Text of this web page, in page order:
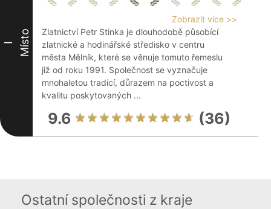
I Místo
Zobrazit více >>
Zlatnictví Petr Stinka je dlouhodobě působící
zlatnické a hodinářské středisko v centru
města Mělník, které se věnuje tomuto řemeslu
již od roku 1991. Společnost se vyznačuje
mnohaletou tradicí, důrazem na poctivost a
kvalitu poskytovaných ...
9.6 (36)
Ostatní společnosti z kraje